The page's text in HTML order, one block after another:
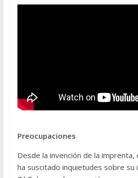
Preocupaciones
Desde la invención de la imprenta,
ha suscitado inquietudes sobre su